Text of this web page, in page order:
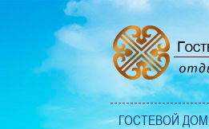
ГОСТЕВОЙ ДОМ